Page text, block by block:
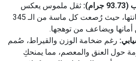
ثقل ملموس يعكس
فخامة الصياغة ومتانتها، حيث رُصعت كل ماسة من الـ 345
ويضاعف من توهجها.
رغم ضخامة الوزن والقيراط، صُمم
حول العنق والمعصم، مما يمنحكِ